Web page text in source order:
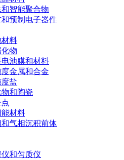
智能聚合物
预制电子器件
材料
物
池膜和材料
金属和合金
盐
和陶瓷
能材料
气相沉积前体
和匀质仪